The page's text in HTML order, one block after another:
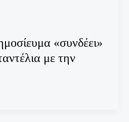
«συνδέει»
με την